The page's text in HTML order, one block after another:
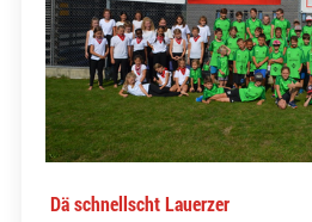
Dä schnellscht Lauerzer